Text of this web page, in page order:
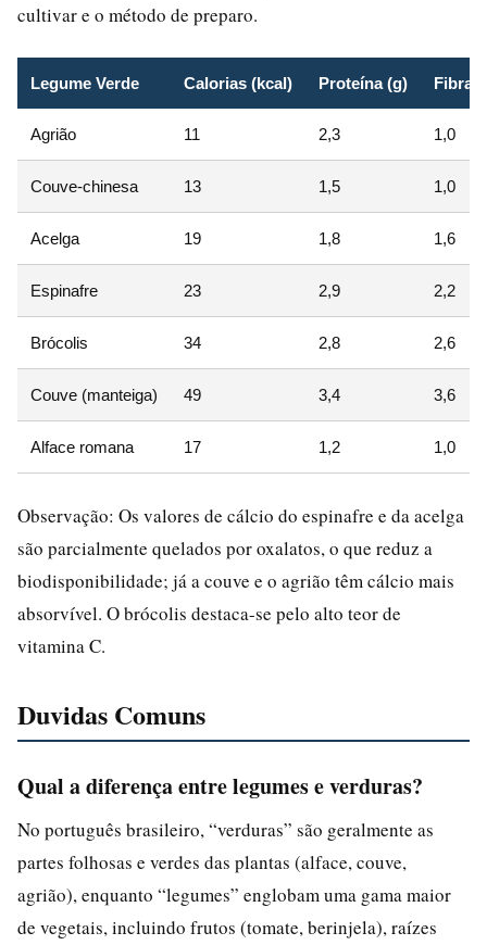
cultivar e o método de preparo.
Legume Verde Calorias (kcal) Proteína (g) Fibra
Agrião 11 2,3 1,0
Couve-chinesa 13 1,5 1,0
Acelga 19 1,8 1,6
Espinafre 23 2,9 2,2
Brócolis 34 2,8 2,6
Couve (manteiga) 49 3,4 3,6
Alface romana 17 1,2 1,0
Observação: Os valores de cálcio do espinafre e da acelga
são parcialmente quelados por oxalatos, o que reduz a
biodisponibilidade; já a couve e o agrião têm cálcio mais
absorvível. O brócolis destaca-se pelo alto teor de
vitamina C.
Duvidas Comuns
Qual a diferença entre legumes e verduras?
No português brasileiro, “verduras” são geralmente as
partes folhosas e verdes das plantas (alface, couve,
agrião), enquanto “legumes” englobam uma gama maior
de vegetais, incluindo frutos (tomate, berinjela), raízes